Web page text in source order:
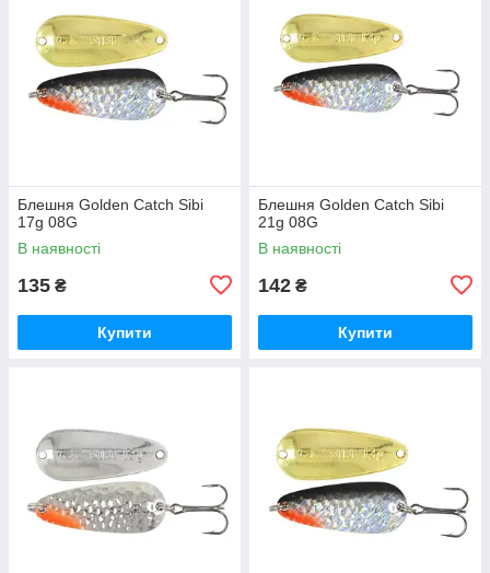
Блешня Golden Catch Sibi
17g 08G
В наявності
135 ₴
Купити
Блешня Golden Catch Sibi
21g 08G
В наявності
142 ₴
Купити